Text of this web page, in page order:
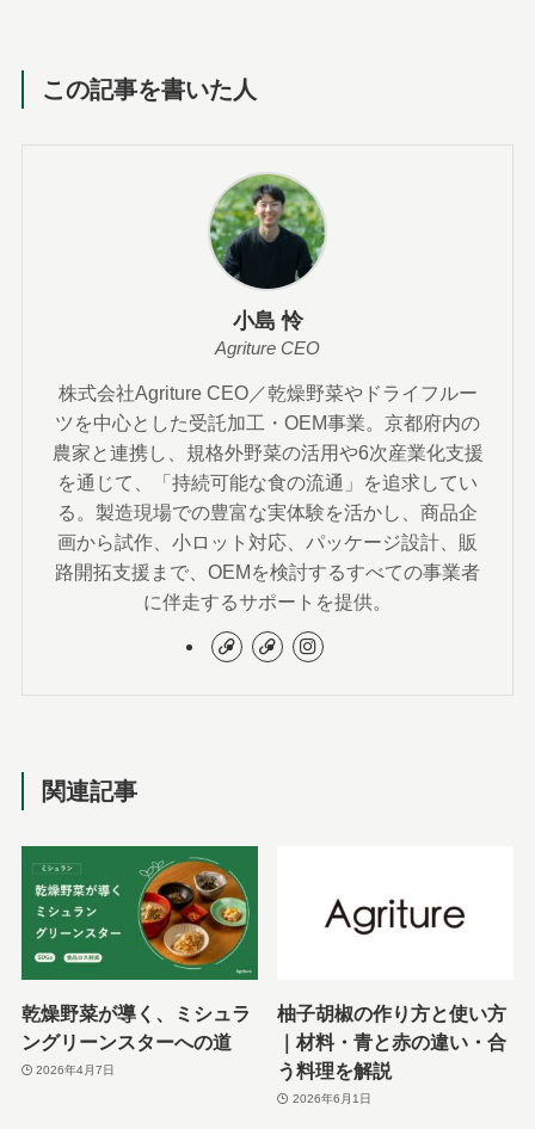
この記事を書いた人
小島 怜
Agriture CEO
株式会社Agriture CEO／乾燥野菜やドライフルー
ツを中心とした受託加工・OEM事業。京都府内の
農家と連携し、規格外野菜の活用や6次産業化支援
を通じて、「持続可能な食の流通」を追求してい
る。製造現場での豊富な実体験を活かし、商品企
画から試作、小ロット対応、パッケージ設計、販
路開拓支援まで、OEMを検討するすべての事業者
に伴走するサポートを提供。
関連記事
乾燥野菜が導く、ミシュラ
ングリーンスターへの道
2026年4月7日
柚子胡椒の作り方と使い方
｜材料・青と赤の違い・合
う料理を解説
2026年6月1日